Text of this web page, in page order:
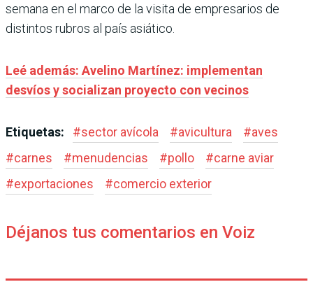
semana en el marco de la visita de empresarios de
distintos rubros al país asiático.
Leé además: Avelino Martínez: implementan
desvíos y socializan proyecto con vecinos
Etiquetas: #sector avícola #avicultura #aves
#carnes #menudencias #pollo #carne aviar
#exportaciones #comercio exterior
Déjanos tus comentarios en Voiz